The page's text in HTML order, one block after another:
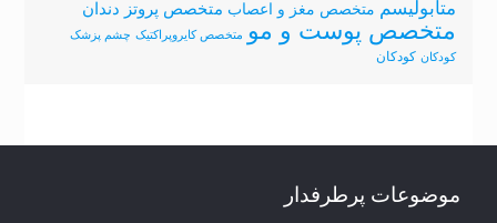
متابولیسم متخصص مغز و اعصاب متخصص پروتز دندان
متخصص پوست و مو متخصص کایروپراکتیک چشم پزشک
کودکان کودکان
موضوعات پرطرفدار